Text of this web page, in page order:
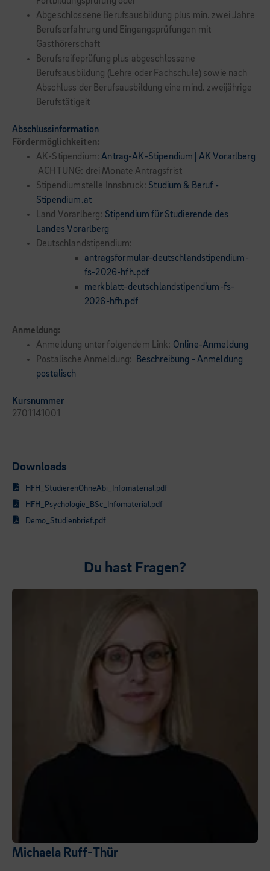
Abgeschlossene Berufsausbildung plus min. zwei Jahre
Berufserfahrung und Eingangsprüfungen mit
Gasthörerschaft
Berufsreifeprüfung plus abgeschlossene
Berufsausbildung (Lehre oder Fachschule) sowie nach
Abschluss der Berufsausbildung eine mind. zweijährige
Berufstätigeit
Abschlussinformation
Fördermöglichkeiten:
AK-Stipendium:Antrag-AK-Stipendium | AK Vorarlberg
ACHTUNG: drei Monate Antragsfrist
Stipendiumstelle Innsbruck: Studium & Beruf -
Stipendium.at
Land Vorarlberg: Stipendium für Studierende des
Landes Vorarlberg
Deutschlandstipendium:
antragsformular-deutschlandstipendium-
fs-2026-hfh.pdf
merkblatt-deutschlandstipendium-fs-
2026-hfh.pdf
Anmeldung:
Anmeldung unter folgendem Link: Online-Anmeldung
Postalische Anmeldung:
Beschreibung - Anmeldung
postalisch
Kursnummer
2701141001
Downloads
HFH_StudierenOhneAbi_Infomaterial.pdf
HFH_Psychologie_BSc_Infomaterial.pdf
Demo_Studienbrief.pdf
Du hast Fragen?
Michaela Ruff-Thür